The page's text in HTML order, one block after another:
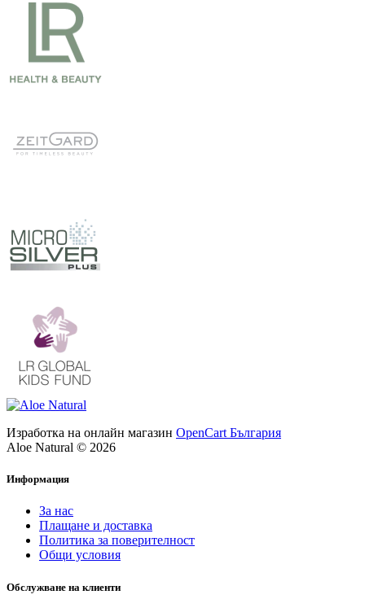
Изработка на онлайн магазин OpenCart България
Aloe Natural © 2026
Информация
За нас
Плащане и доставка
Политика за поверителност
Общи условия
Обслужване на клиенти